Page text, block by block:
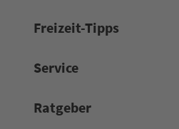
Frei­zeit-Tipps
Service
Rat­ge­ber